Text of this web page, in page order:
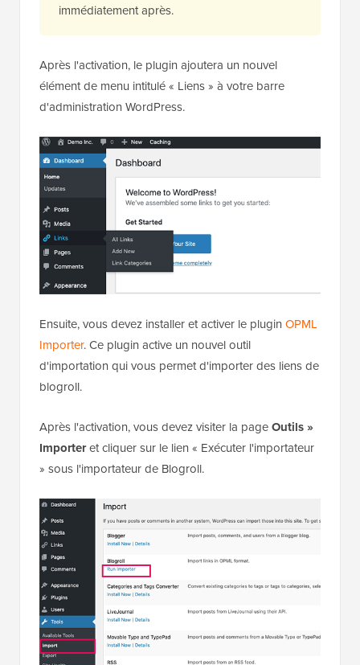
immédiatement après.
Après l'activation, le plugin ajoutera un nouvel
élément de menu intitulé « Liens » à votre barre
d'administration WordPress.
Ensuite, vous devez installer et activer le plugin OPML
Importer. Ce plugin active un nouvel outil
d'importation qui vous permet d'importer des liens de
blogroll.
Après l'activation, vous devez visiter la pageOutils »
Importeret cliquer sur le lien « Exécuter l'importateur
» sous l'importateur de Blogroll.